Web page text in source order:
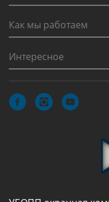
Как мы работаем
Интересное